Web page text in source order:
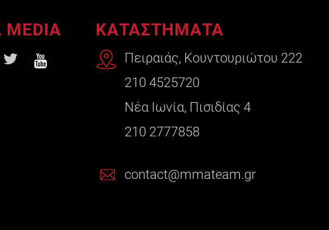
MEDIA ΚΑΤΑΣΤΗΜΑΤΑ
Πειραιάς, Κουντουριώτου 222
210 4525720
Νέα Ιωνία, Πισιδίας 4
210 2777858
contact@mmateam.gr